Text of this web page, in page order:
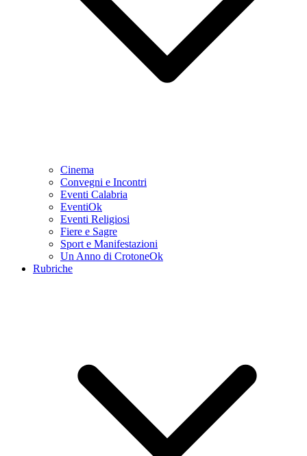
Cinema
Convegni e Incontri
Eventi Calabria
EventiOk
Eventi Religiosi
Fiere e Sagre
Sport e Manifestazioni
Un Anno di CrotoneOk
Rubriche